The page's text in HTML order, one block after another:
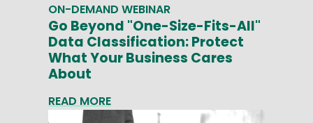
ON-DEMAND WEBINAR
Go Beyond "One-Size-Fits-All"
Data Classification: Protect
What Your Business Cares
About
READ MORE